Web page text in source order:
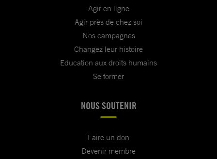
Agir en ligne
Agir près de chez soi
Nos campagnes
Changez leur histoire
Education aux droits humains
Se former
NOUS SOUTENIR
Faire un don
Devenir membre